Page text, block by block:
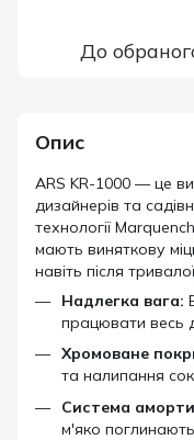
До
Опис
ARS KR-1000 — це
дизайнерів та
технології
мають виняткову
навіть після
Надлегка вага:
працювати весь
Хромоване
та налипання
Система
м'яко